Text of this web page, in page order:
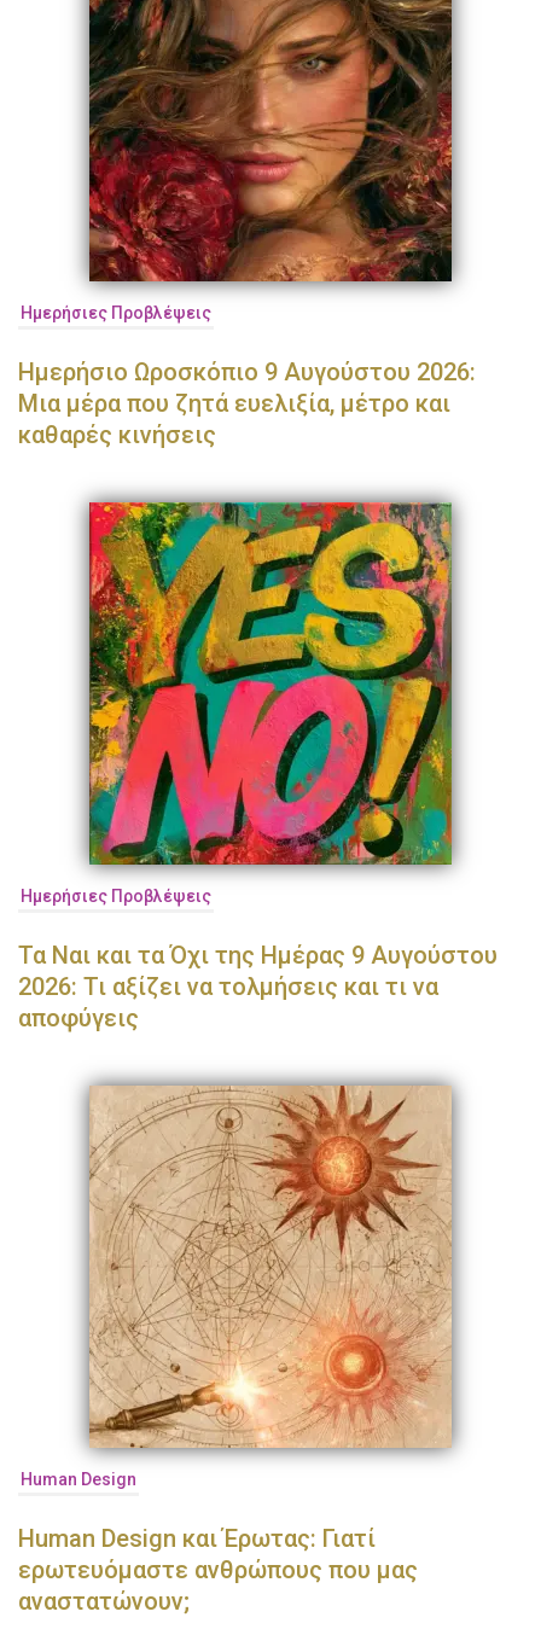
Ημερήσιες Προβλέψεις
Ημερήσιο Ωροσκόπιο 9 Αυγούστου 2026:
Μια μέρα που ζητά ευελιξία, μέτρο και
καθαρές κινήσεις
Ημερήσιες Προβλέψεις
Τα Ναι και τα Όχι της Ημέρας 9 Αυγούστου
2026: Τι αξίζει να τολμήσεις και τι να
αποφύγεις
Human Design
Human Design και Έρωτας: Γιατί
ερωτευόμαστε ανθρώπους που μας
αναστατώνουν;